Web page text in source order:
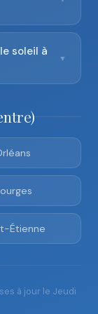
soleil à
▼
Étienne
à jour le Jeudi